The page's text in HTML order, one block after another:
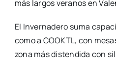
más lar­gos vera­nos en
El Inver­na­de­ro suma
como a COOKTL, con
zona más dis­ten­di­da con